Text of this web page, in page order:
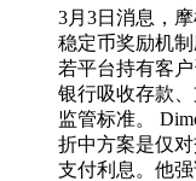
3月3日消息，摩
稳定币奖励机
若平台持有客
银行吸收存款
监管标准。
折中方案是仅
支付利息。他